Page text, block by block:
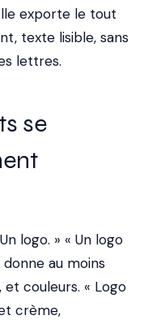
exporte le tout
texte lisible, sans
lettres.
se
logo. » « Un logo
donne au moins
couleurs. « Logo
crème,